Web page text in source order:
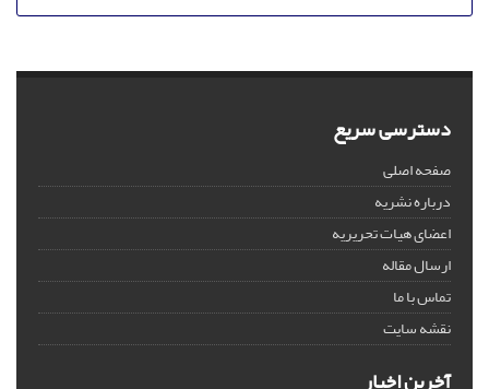
دسترسی سریع
صفحه اصلی
درباره نشریه
اعضای هیات تحریریه
ارسال مقاله
تماس با ما
نقشه سایت